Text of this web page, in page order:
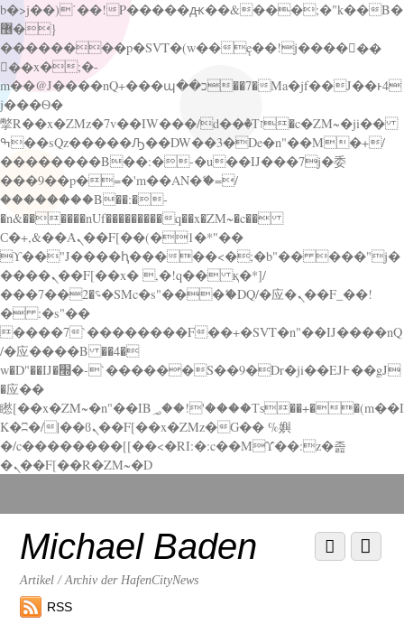
b�>j��)΄��!P�����ԫ��&���;�"k��B�
޶�}
��������p�SVT�(w��ę��!j������
��x�;�-
m��@J����nQ+���պ��כ��7�Ma�jf��J��ͱ4
j���Ѳ�
撆R��x�ZMz�7v��IW���/d��ٞ�Тז�c�ZM~�ji��
ߒ��sQz�����Ԡ��DW��3�De�n"��M�+/
��������B��:�-�u��IJ���7j�委
���9��p�=�'m��AN�ޭ�=/
��������B��:�-
�n&������nUf���������q��x�ZM~�c��
Ϲ�+,&��Ὰܢ��F[��(�1�*"��
ϒ��"J����ԧ�����<�;�b"�� ���"j�
����ܢ��F[��x� ,�!q�� қ�*]/
���؝�2��7�SMc�s"���ޭ�DQ/�应�ܢ��F_��!
� :�s"��
����7`��������F��+�SVT�n"��IJ����nQ
/�应����B ��4�
w�D"��IJ�׭�-`������S��9�Dr�ji��EJ߅��gJ
�应��
矁[��x�ZM~�n"��IB؃��!'����Тѕ��+��(m��I
K�ʭ�/|��ϐܢ��F[��x�ZMz�G�� %嬩
�/c��������[[��<�RI:�:c��MΎ��:z�졾
�ܢ��F[��R�ZM~�D
down
contentMichael Baden
Artikel / Archiv der HafenCityNews
RSS
Menu
Scroll
down